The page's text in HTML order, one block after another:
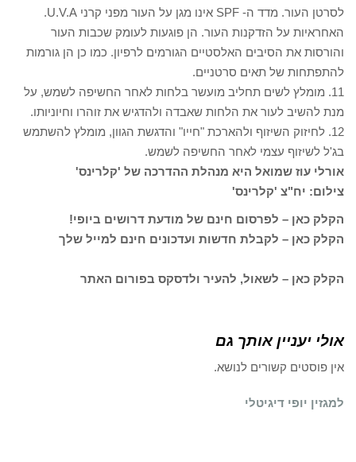
לסרטן העור. מדד ה- SPF אינו מגן על העור מפני קרני U.V.A.
האחראיות על הזדקנות העור. הן פוגעות לעומק שכבות העור
והורסות את הסיבים האלסטיים הגורמים לרפיון. כמו כן הן גורמות
להתפתחות של תאים סרטניים.
11. מומלץ לשים תחליב מועשר בלחות לאחר החשיפה לשמש, על
מנת להשיב לעור את הלחות שאבדה ולהדגיש את זוהרו וחיוניותו.
12. לחיזוק השיזוף ולהארכת "חייו" והדגשת הגוון, מומלץ להשתמש
בג'ל לשיזוף עצמי לאחר החשיפה לשמש.
אורלי עוז שמואל היא מנהלת ההדרכה של 'קלרינס'
צילום: יח"צ 'קלרינס'
הקלק כאן – לפרסום חינם של מודעת דרושים ביופי!
הקלק כאן – לקבלת חדשות ועדכונים חינם למייל שלך
הקלק כאן – לשאול, להעיר ולדסקס בפורום האתר
אולי יעניין אותך גם
אין פוסטים קשורים לנושא.
למגזין יופי דיגיטלי